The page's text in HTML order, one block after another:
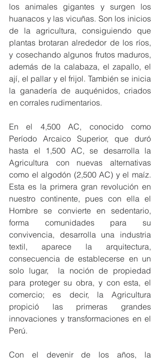
los animales gigantes y surgen los
huanacos y las vicuñas. Son los inicios
de la agricultura, consiguiendo que
plantas brotaran alrededor de los ríos,
y cosechando algunos frutos maduros,
además de la calabaza, el zapallo, el
ají, el pallar y el frijol. También se inicia
la ganadería de auquénidos, criados
en corrales rudimentarios.
En el 4,500 AC, conocido como
Período Arcaico Superior, que duró
hasta el 1,500 AC, se desarrolla la
Agricultura con nuevas alternativas
como el algodón (2,500 AC) y el maíz.
Esta es la primera gran revolución en
nuestro continente, pues con ella el
Hombre se convierte en sedentario,
forma comunidades para su
convivencia, desarrolla una industria
textil, aparece la arquitectura,
consecuencia de establecerse en un
solo lugar,  la noción de propiedad
para proteger su obra, y con esta, el
comercio; es decir, la Agricultura
propició las primeras grandes
innovaciones y transformaciones en el
Perú.
Con el devenir de los años, la